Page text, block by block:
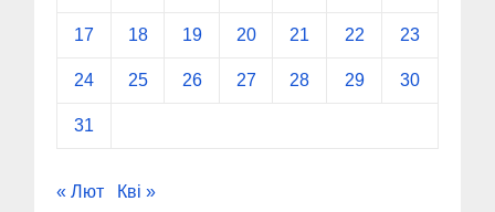
17 18 19 20 21 22 23
24 25 26 27 28 29 30
31
« Лют Кві »